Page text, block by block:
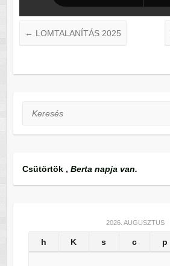
← LOMTALANÍTÁS 2025
Keresés
Csütörtök , Berta napja van.
2026. AUGUSZTUS
h K s c p